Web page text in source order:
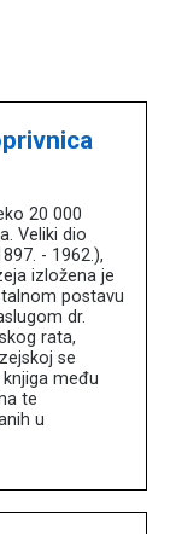
20 000
Veliki dio
- 1962.),
izložena je
postavu
dr.
rata,
se
među
te
u